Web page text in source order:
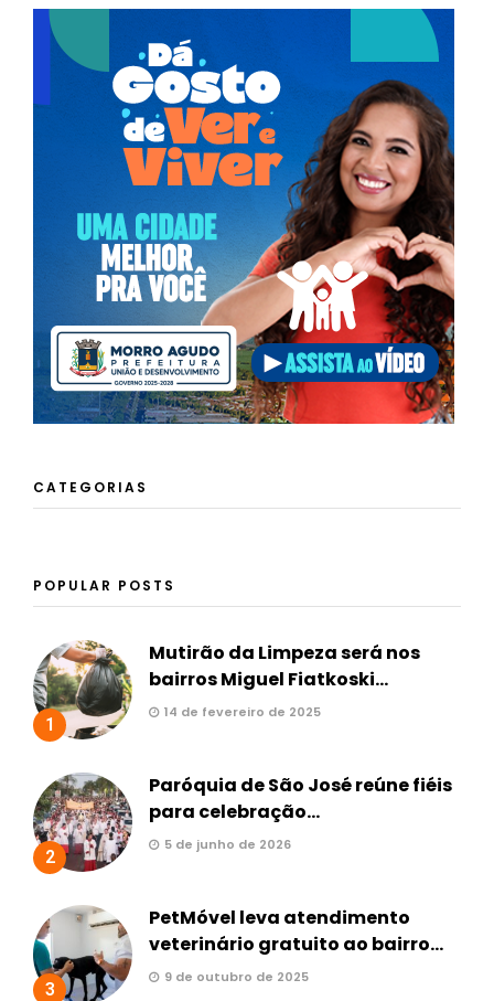
CATEGORIAS
POPULAR POSTS
1
Mutirão da Limpeza será nos
bairros Miguel Fiatkoski...
14 de fevereiro de 2025
2
Paróquia de São José reúne fiéis
para celebração...
5 de junho de 2026
3
PetMóvel leva atendimento
veterinário gratuito ao bairro...
9 de outubro de 2025